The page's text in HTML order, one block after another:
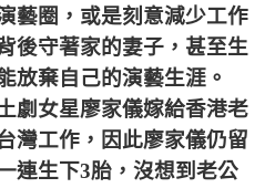
藝圈，或是刻意減少工作
後守著家的妻子，甚至生
放棄自己的演藝生涯。
劇女星廖家儀嫁給香港老
灣工作，因此廖家儀仍留
連生下3胎，沒想到老公